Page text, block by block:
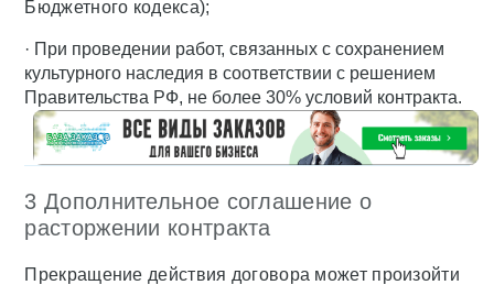
Бюджетного кодекса);
· При проведении работ, связанных с сохранением
культурного наследия в соответствии с решением
Правительства РФ, не более 30% условий контракта.
3 Дополнительное соглашение о
расторжении контракта
Прекращение действия договора может произойти